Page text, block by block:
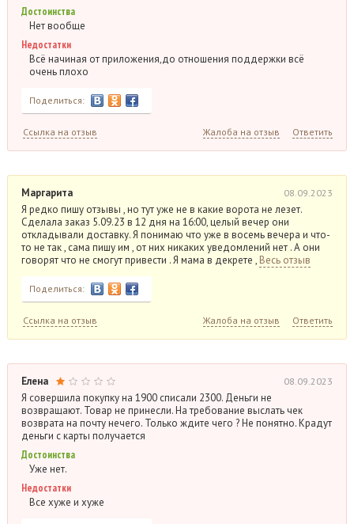
Достоинства
Нет вообще
Недостатки
Всё начиная от приложения,до отношения поддержки всё
очень плохо
Поделиться:
Ссылка на отзыв Жалоба на отзыв Ответить
Маргарита 08.09.2023
Я редко пишу отзывы , но тут уже не в какие ворота не лезет.
Сделала заказ 5.09.23 в 12 дня на 16:00, целый вечер они
откладывали доставку. Я понимаю что уже в восемь вечера и что-
то не так , сама пишу им , от них никаких уведомлений нет . А они
говорят что не смогут привести . Я мама в декрете , Весь отзыв
Поделиться:
Ссылка на отзыв Жалоба на отзыв Ответить
Елена 08.09.2023
Я совершила покупку на 1900 списали 2300. Деньги не
возвращают. Товар не принесли. На требование выслать чек
возврата на почту нечего. Только ждите чего ? Не понятно. Крадут
деньги с карты получается
Достоинства
Уже нет.
Недостатки
Все хуже и хуже